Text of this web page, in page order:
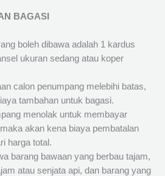
BAGASI
boleh dibawa adalah 1 kardus
ukuran sedang atau koper
calon penumpang melebihi batas,
tambahan untuk bagasi.
menolak untuk membayar
akan kena biaya pembatalan
harga total.
barang bawaan yang berbau tajam,
atau senjata api, dan barang yang